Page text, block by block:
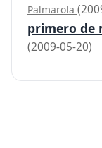
Palmarola
primero de
(2009-05-20)